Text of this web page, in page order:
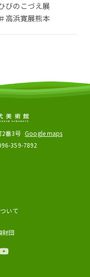
びのこづえ展
高浜寛展熊本
2番3号 Google maps
359-7892
いて
財団